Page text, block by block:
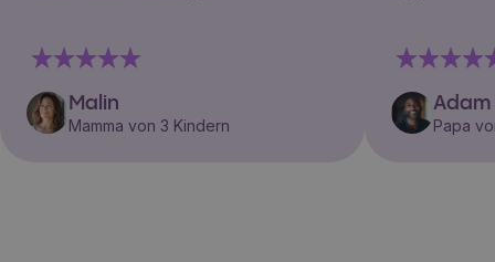
Malin
Mamma von 3 Kindern
Adam
Papa